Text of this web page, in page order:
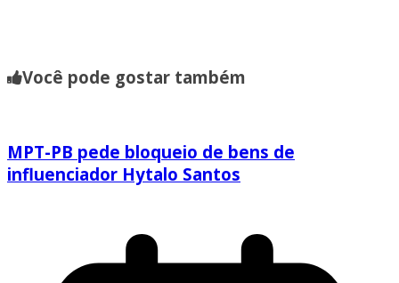
Você pode gostar também
MPT-PB pede bloqueio de bens de
influenciador Hytalo Santos